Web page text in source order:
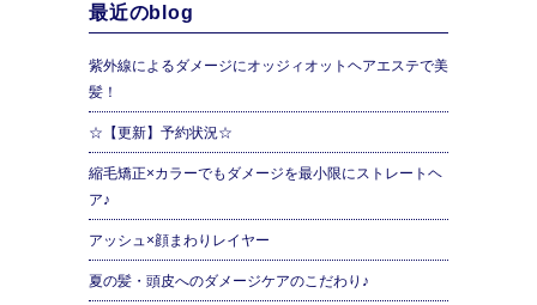
最近のblog
紫外線によるダメージにオッジィオットヘアエステで美
髪！
☆【更新】予約状況☆
縮毛矯正×カラーでもダメージを最小限にストレートヘ
ア♪
アッシュ×顔まわりレイヤー
夏の髪・頭皮へのダメージケアのこだわり♪